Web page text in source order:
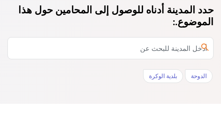
حدد المدينة أدناه للوصول إلى المحامين حول هذا
الموضوع.:
الدوحة بلدية الوكرة